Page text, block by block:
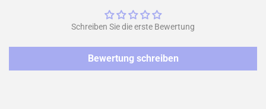
Schreiben Sie die erste Bewertung
Bewertung schreiben